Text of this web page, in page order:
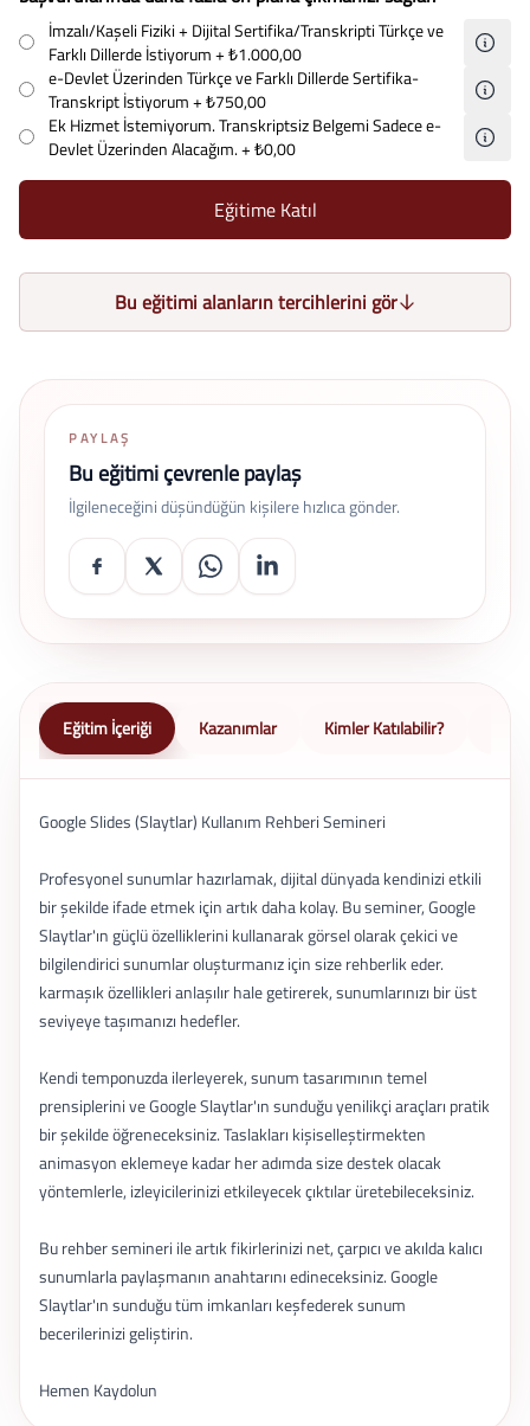
İmzalı/Kaşeli Fiziki + Dijital Sertifika/Transkripti Türkçe ve
Farklı Dillerde İstiyorum+ ₺1.000,00
e-Devlet Üzerinden Türkçe ve Farklı Dillerde Sertifika-
Transkript İstiyorum+ ₺750,00
Ek Hizmet İstemiyorum. Transkriptsiz Belgemi Sadece e-
Devlet Üzerinden Alacağım.+ ₺0,00
Eğitime Katıl
Bu eğitimi alanların tercihlerini gör
PAYLAŞ
Bu eğitimi çevrenle paylaş
İlgileneceğini düşündüğün kişilere hızlıca gönder.
Eğitim İçeriği Kazanımlar Kimler Katılabilir?
Google Slides (Slaytlar) Kullanım Rehberi Semineri
Profesyonel sunumlar hazırlamak, dijital dünyada kendinizi etkili
bir şekilde ifade etmek için artık daha kolay. Bu seminer, Google
Slaytlar'ın güçlü özelliklerini kullanarak görsel olarak çekici ve
bilgilendirici sunumlar oluşturmanız için size rehberlik eder.
karmaşık özellikleri anlaşılır hale getirerek, sunumlarınızı bir üst
seviyeye taşımanızı hedefler.
Kendi temponuzda ilerleyerek, sunum tasarımının temel
prensiplerini ve Google Slaytlar'ın sunduğu yenilikçi araçları pratik
bir şekilde öğreneceksiniz. Taslakları kişiselleştirmekten
animasyon eklemeye kadar her adımda size destek olacak
yöntemlerle, izleyicilerinizi etkileyecek çıktılar üretebileceksiniz.
Bu rehber semineri ile artık fikirlerinizi net, çarpıcı ve akılda kalıcı
sunumlarla paylaşmanın anahtarını edineceksiniz. Google
Slaytlar'ın sunduğu tüm imkanları keşfederek sunum
becerilerinizi geliştirin.
Hemen Kaydolun